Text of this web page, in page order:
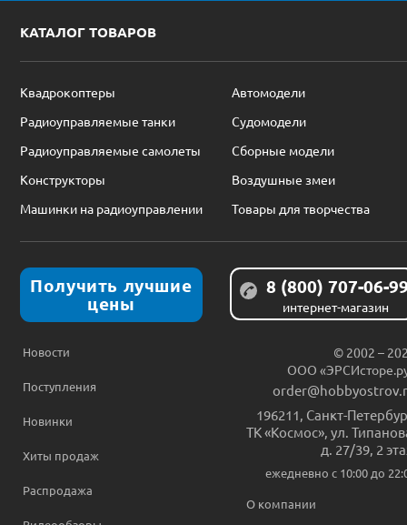
КАТАЛОГ ТОВАРОВ
Квадрокоптеры
Автомодели
Радиоуправляемые танки
Судомодели
Радиоуправляемые самолеты
Сборные модели
Конструкторы
Воздушные змеи
Машинки на радиоуправлении
Товары для творчества
Получить лучшие
цены
8 (800) 707-06-
интернет-магазин
Новости
Поступления
Новинки
Хиты продаж
Распродажа
© 2002 –
ООО
196211, Санкт-
ТК «Космос», ул.
д. 27/39, 2
ежедневно c 10:00 до
О компании